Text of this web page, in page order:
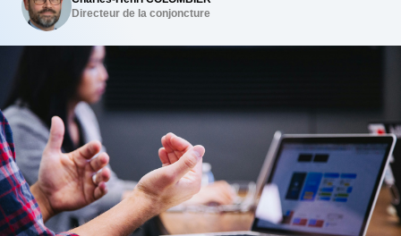
Directeur de la conjoncture